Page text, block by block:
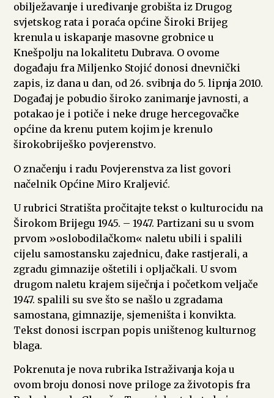
obilježavanje i uređivanje grobišta iz Drugog
svjetskog rata i poraća općine Široki Brijeg
krenula u iskapanje masovne grobnice u
Knešpolju na lokalitetu Dubrava. O ovome
događaju fra Miljenko Stojić donosi dnevnički
zapis, iz dana u dan, od 26. svibnja do 5. lipnja 2010.
Događaj je pobudio široko zanimanje javnosti, a
potakao je i potiče i neke druge hercegovačke
općine da krenu putem kojim je krenulo
širokobriješko povjerenstvo.
O značenju i radu Povjerenstva za list govori
načelnik Općine Miro Kraljević.
U rubrici Stratišta pročitajte tekst o kulturocidu na
Širokom Brijegu 1945. – 1947. Partizani su u svom
prvom »oslobodilačkom« naletu ubili i spalili
cijelu samostansku zajednicu, đake rastjerali, a
zgradu gimnazije oštetili i opljačkali. U svom
drugom naletu krajem siječnja i početkom veljače
1947. spalili su sve što se našlo u zgradama
samostana, gimnazije, sjemeništa i konvikta.
Tekst donosi iscrpan popis uništenog kulturnog
blaga.
Pokrenuta je nova rubrika Istraživanja koja u
ovom broju donosi nove priloge za životopis fra